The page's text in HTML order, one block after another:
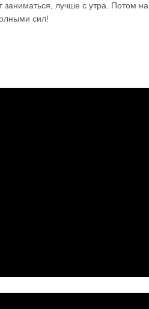
заниматься, лучше с утра. Потом на
сил!